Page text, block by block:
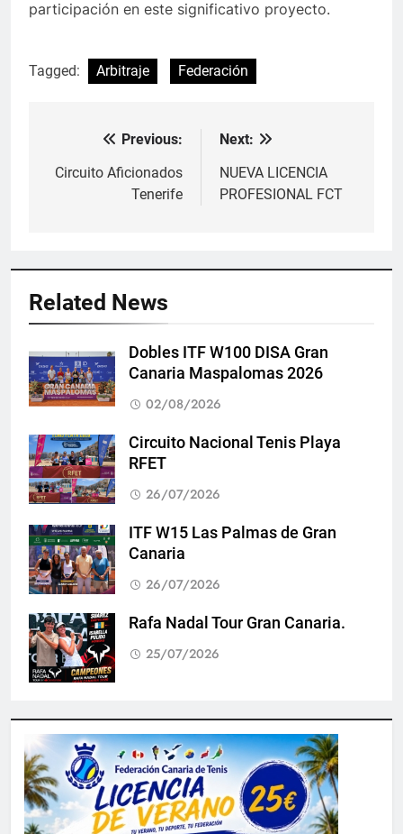
participación en este significativo proyecto.
Tagged: Arbitraje Federación
Navegación
de
Previous:
Circuito Aficionados
Tenerife
Next:
NUEVA LICENCIA
PROFESIONAL FCT
Related News
Dobles ITF W100 DISA Gran
Canaria Maspalomas 2026
02/08/2026
Circuito Nacional Tenis Playa
RFET
26/07/2026
ITF W15 Las Palmas de Gran
Canaria
26/07/2026
Rafa Nadal Tour Gran Canaria.
25/07/2026